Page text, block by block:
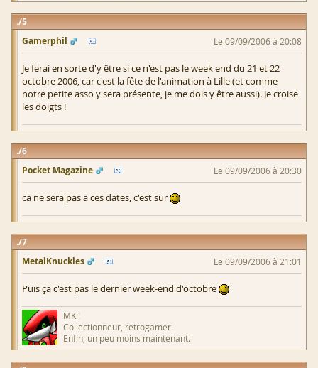
5
Gamerphil
Le 09/09/2006 à 20:08
Je ferai en sorte d'y être si ce n'est pas le week end du 21 et 22
octobre 2006, car c'est la fête de l'animation à Lille (et comme
notre petite asso y sera présente, je me dois y être aussi). Je croise
les doigts !
6
Pocket Magazine
Le 09/09/2006 à 20:30
ca ne sera pas a ces dates, c'est sur
7
MetalKnuckles
Le 09/09/2006 à 21:01
Puis ça c'est pas le dernier week-end d'octobre
MK !
Collectionneur, retrogamer.
Enfin, un peu moins maintenant.